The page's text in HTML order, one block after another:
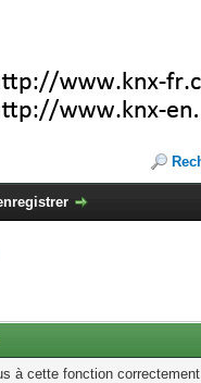
à cette fonction